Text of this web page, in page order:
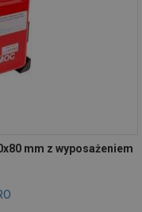
mm z wyposażeniem